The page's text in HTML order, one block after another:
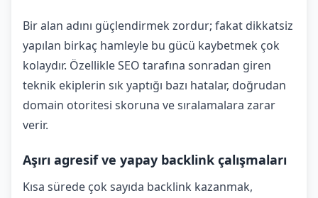
Bir alan adını güçlendirmek zordur; fakat dikkatsiz
yapılan birkaç hamleyle bu gücü kaybetmek çok
kolaydır. Özellikle SEO tarafına sonradan giren
teknik ekiplerin sık yaptığı bazı hatalar, doğrudan
domain otoritesi skoruna ve sıralamalara zarar
verir.
Aşırı agresif ve yapay backlink çalışmaları
Kısa sürede çok sayıda backlink kazanmak,